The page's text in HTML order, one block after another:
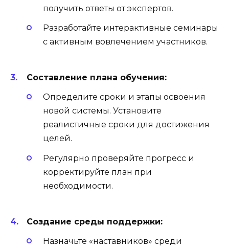
получить ответы от экспертов.
Разработайте интерактивные семинары
с активным вовлечением участников.
Составление плана обучения:
Определите сроки и этапы освоения
новой системы. Установите
реалистичные сроки для достижения
целей.
Регулярно проверяйте прогресс и
корректируйте план при
необходимости.
Создание среды поддержки:
Назначьте «наставников» среди